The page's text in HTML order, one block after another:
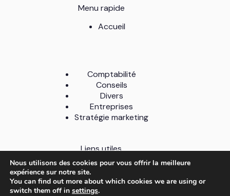
Menu rapide
Accueil
Comptabilité
Conseils
Divers
Entreprises
Stratégie marketing
Liens utiles
A Propos
Contact
Mentions légales
Nous utilisons des cookies pour vous offrir la meilleure
expérience sur notre site.
You can find out more about which cookies we are using or
switch them off in settings.